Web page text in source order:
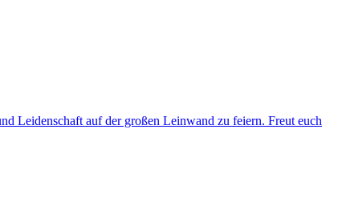
Leidenschaft auf der großen Leinwand zu feiern. Freut euch